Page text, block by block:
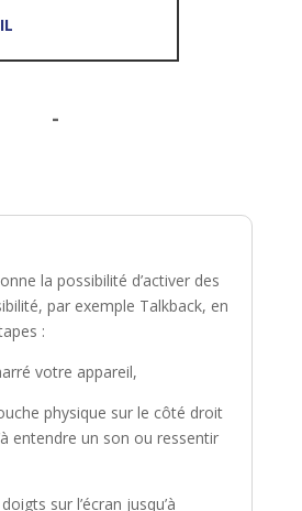
-
la possibilité d’activer des
par exemple Talkback, en
:
votre appareil,
physique sur le côté droit
entendre un son ou ressentir
sur l’écran jusqu’à